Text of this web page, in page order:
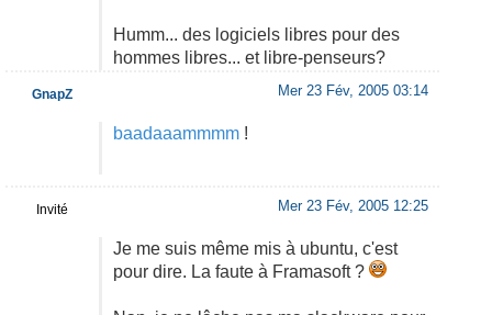
Humm... des logiciels libres pour des
hommes libres... et libre-penseurs?
Mer 23 Fév, 2005 03:14
baadaaammmm!
GnapZ
Mer 23 Fév, 2005 12:25
Je me suis même mis à ubuntu, c'est
pour dire. La faute à Framasoft ?
Invité